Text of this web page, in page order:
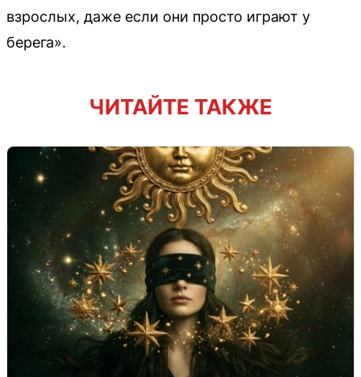
взрослых, даже если они просто играют у
берега».
ЧИТАЙТЕ ТАКЖЕ